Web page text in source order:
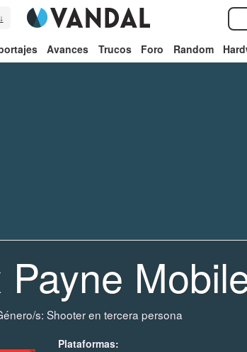
Avances Trucos Foro Random
Payne
s: Shooter en tercera persona
Plataformas: